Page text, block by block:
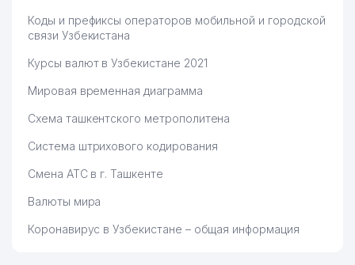
Коды и префиксы операторов мобильной и городской
связи Узбекистана
Курсы валют в Узбекистане 2021
Мировая временная диаграмма
Схема ташкентского метрополитена
Система штрихового кодирования
Смена АТС в г. Ташкенте
Валюты мира
Коронавирус в Узбекистане – общая информация